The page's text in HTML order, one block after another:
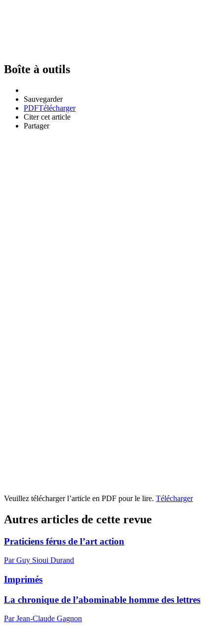
Boîte à outils
Sauvegarder
PDFTélécharger
Citer cet article
Partager
Veuillez télécharger l’article en PDF pour le lire. Télécharger
Autres articles de cette revue
Praticiens férus de l’art action
Par Guy Sioui Durand
Imprimés
La chronique de l’abominable homme des lettres
Par Jean-Claude Gagnon